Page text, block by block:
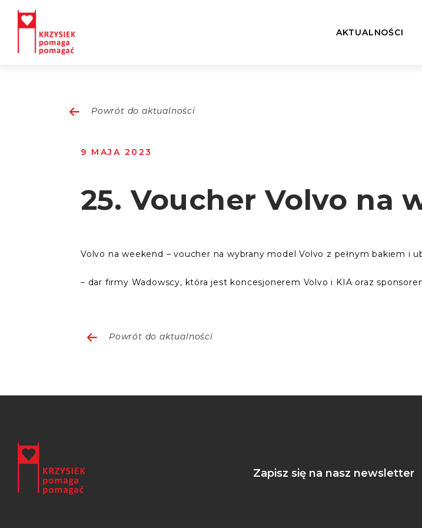
AKTUALNOŚCI
Powrót do aktualności
9 MAJA 2023
25. Voucher Volvo na
Volvo na weekend – voucher na wybrany model Volvo z pełnym bakiem i
– dar firmy Wadowscy, która jest koncesjonerem Volvo i KIA oraz
Powrót do aktualności
Zapisz się na nasz newsletter